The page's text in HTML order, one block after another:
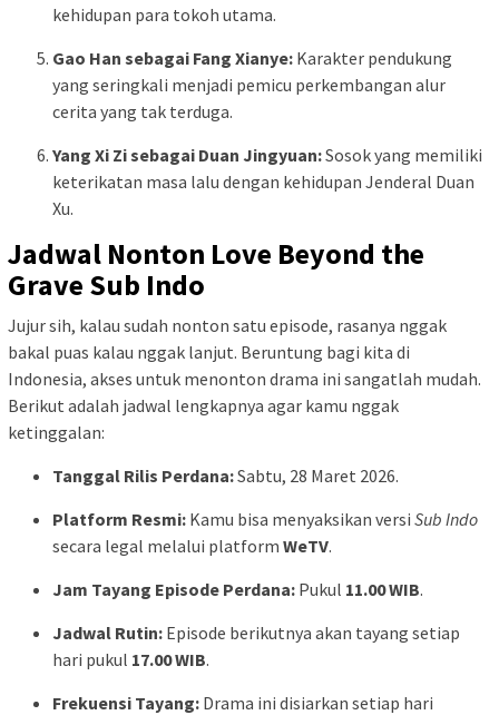
kehidupan para tokoh utama.
Gao Han sebagai Fang Xianye: Karakter pendukung
yang seringkali menjadi pemicu perkembangan alur
cerita yang tak terduga.
Yang Xi Zi sebagai Duan Jingyuan:Sosok yang memiliki
keterikatan masa lalu dengan kehidupan Jenderal Duan
Xu.
Jadwal Nonton Love Beyond the
Grave Sub Indo
Jujur sih, kalau sudah nonton satu episode, rasanya nggak
bakal puas kalau nggak lanjut. Beruntung bagi kita di
Indonesia, akses untuk menonton drama ini sangatlah mudah.
Berikut adalah jadwal lengkapnya agar kamu nggak
ketinggalan:
Tanggal Rilis Perdana:Sabtu, 28 Maret 2026.
Platform Resmi: Kamu bisa menyaksikan versi Sub Indo
secara legal melalui platform WeTV.
Jam Tayang Episode Perdana: Pukul 11.00 WIB.
Jadwal Rutin: Episode berikutnya akan tayang setiap
hari pukul 17.00 WIB.
Frekuensi Tayang: Drama ini disiarkan setiap hari